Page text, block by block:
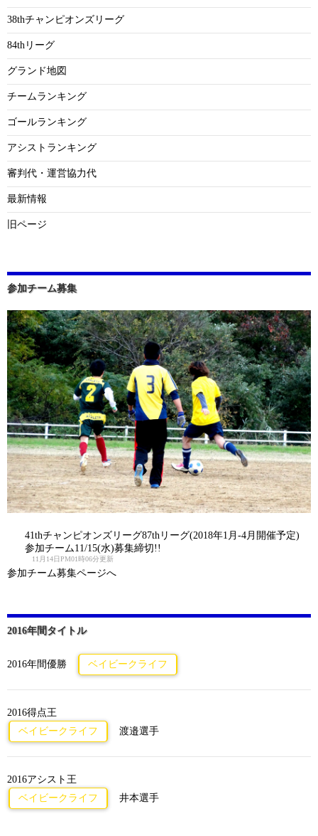
38thチャンピオンズリーグ
84thリーグ
グランド地図
チームランキング
ゴールランキング
アシストランキング
審判代・運営協力代
最新情報
旧ページ
参加チーム募集
41thチャンピオンズリーグ87thリーグ(2018年1月-4月開催予定)
参加チーム11/15(水)募集締切!!
11月14日PM01時06分更新
参加チーム募集ページへ
2016年間タイトル
2016年間優勝 ベイビークライフ
2016得点王
ベイビークライフ
渡邉選手
2016アシスト王
ベイビークライフ
井本選手